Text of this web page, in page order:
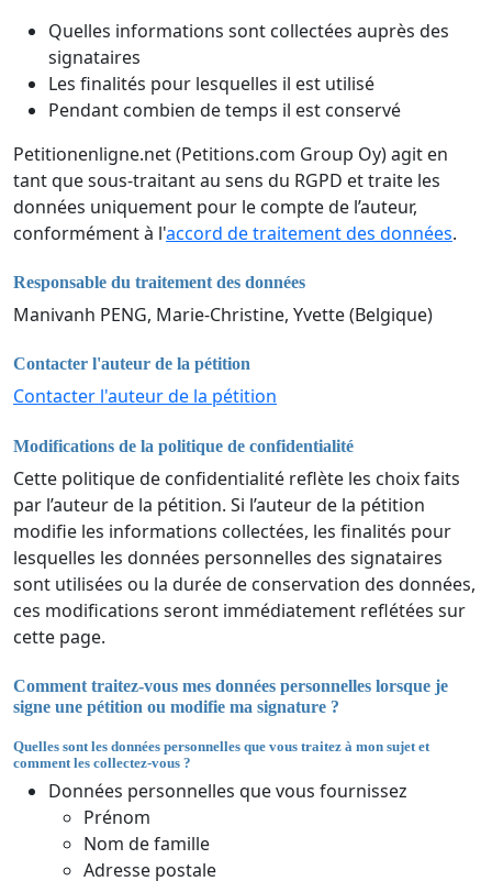
Quelles informations sont collectées auprès des
signataires
Les finalités pour lesquelles il est utilisé
Pendant combien de temps il est conservé
Petitionenligne.net (Petitions.com Group Oy) agit en
tant que sous-traitant au sens du RGPD et traite les
données uniquement pour le compte de l’auteur,
conformément à l'accord de traitement des données.
Responsable du traitement des données
Manivanh PENG, Marie-Christine, Yvette (Belgique)
Contacter l'auteur de la pétition
Contacter l'auteur de la pétition
Modifications de la politique de confidentialité
Cette politique de confidentialité reflète les choix faits
par l’auteur de la pétition. Si l’auteur de la pétition
modifie les informations collectées, les finalités pour
lesquelles les données personnelles des signataires
sont utilisées ou la durée de conservation des données,
ces modifications seront immédiatement reflétées sur
cette page.
Comment traitez-vous mes données personnelles lorsque je
signe une pétition ou modifie ma signature ?
Quelles sont les données personnelles que vous traitez à mon sujet et
comment les collectez-vous ?
Données personnelles que vous fournissez
Prénom
Nom de famille
Adresse postale